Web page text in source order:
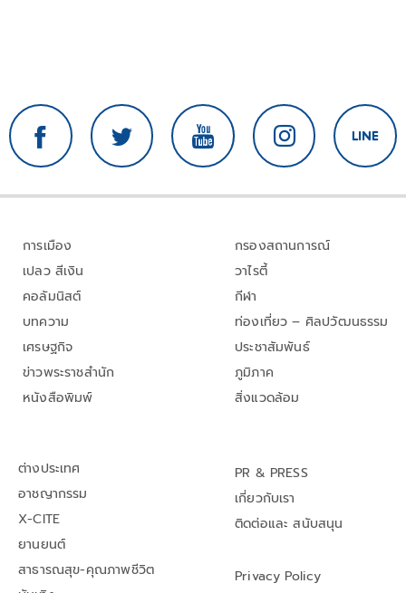
การเมือง
เปลว สีเงิน
คอลัมนิสต์
บทความ
เศรษฐกิจ
ข่าวพระราชสำนัก
หนังสือพิมพ์
กรองสถานการณ์
วาไรตี้
กีฬา
ท่องเที่ยว – ศิลปวัฒนธรรม
ประชาสัมพันธ์
ภูมิภาค
สิ่งแวดล้อม
ต่างประเทศ
อาชญากรรม
X-CITE
ยานยนต์
สาธารณสุข-คุณภาพชีวิต
PR & PRESS
เกี่ยวกับเรา
ติดต่อและ สนับสนุน
Privacy Policy